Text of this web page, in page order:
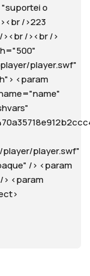
o
/>223
/><br />
player.swf"
<param
player.swf"
/> <param
<param